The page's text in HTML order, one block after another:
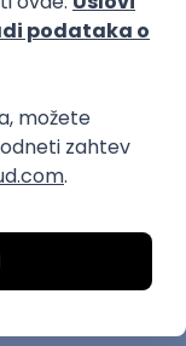
Programer